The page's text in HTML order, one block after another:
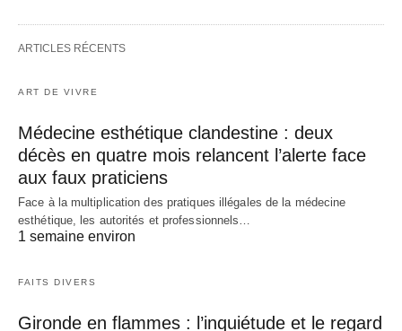
ARTICLES RÉCENTS
ART DE VIVRE
Médecine esthétique clandestine : deux
décès en quatre mois relancent l’alerte face
aux faux praticiens
Face à la multiplication des pratiques illégales de la médecine
esthétique, les autorités et professionnels…
1 semaine environ
FAITS DIVERS
Gironde en flammes : l’inquiétude et le regard